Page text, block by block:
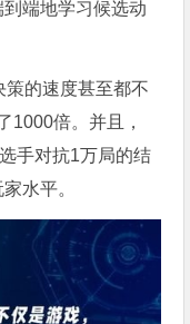
端地学习候选动
的速度甚至都不
1000倍。并且，
手对抗1万局的结
水平。